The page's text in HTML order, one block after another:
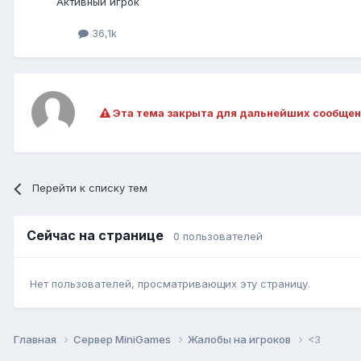
36,1k
Эта тема закрыта для дальнейших
Перейти к списку тем
Сейчас на странице 0 пользователей
Нет пользователей, просматривающих эту страницу.
Главная Сервер MiniGames Жалобы на игроков <3